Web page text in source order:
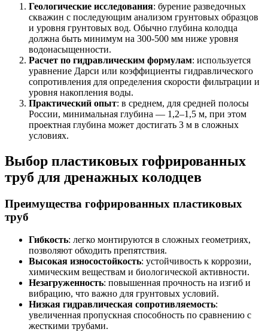
Геологические исследования: бурение разведочных
скважин с последующим анализом грунтовых образцов
и уровня грунтовых вод. Обычно глубина колодца
должна быть минимум на 300-500 мм ниже уровня
водонасыщенности.
Расчет по гидравлическим формулам: используется
уравнение Дарси или коэффициенты гидравлического
сопротивления для определения скорости фильтрации и
уровня накопления воды.
Практический опыт: в среднем, для средней полосы
России, минимальная глубина — 1,2–1,5 м, при этом
проектная глубина может достигать 3 м в сложных
условиях.
Выбор пластиковых гофрированных
труб для дренажных колодцев
Преимущества гофрированных пластиковых
труб
Гибкость: легко монтируются в сложных геометриях,
позволяют обходить препятствия.
Высокая износостойкость: устойчивость к коррозии,
химическим веществам и биологической активности.
Незагруженность: повышенная прочность на изгиб и
вибрацию, что важно для грунтовых условий.
Низкая гидравлическая сопротивляемость:
увеличенная пропускная способность по сравнению с
жесткими трубами.